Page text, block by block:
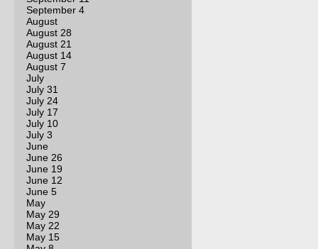
September 4
August
August 28
August 21
August 14
August 7
July
July 31
July 24
July 17
July 10
July 3
June
June 26
June 19
June 12
June 5
May
May 29
May 22
May 15